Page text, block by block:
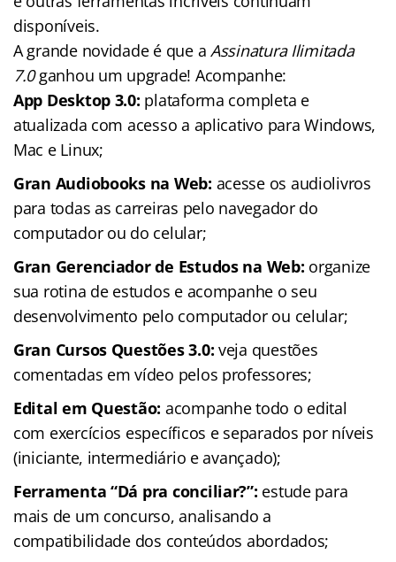
disponíveis.
A grande novidade é que a Assinatura Ilimitada
7.0ganhou um upgrade! Acompanhe:
App Desktop 3.0: plataforma completa e
atualizada com acesso a aplicativo para Windows,
Mac e Linux;
Gran Audiobooks na Web: acesse os audiolivros
para todas as carreiras pelo navegador do
computador ou do celular;
Gran Gerenciador de Estudos na Web: organize
sua rotina de estudos e acompanhe o seu
desenvolvimento pelo computador ou celular;
Gran Cursos Questões 3.0: veja questões
comentadas em vídeo pelos professores;
Edital em Questão: acompanhe todo o edital
com exercícios específicos e separados por níveis
(iniciante, intermediário e avançado);
Ferramenta “Dá pra conciliar?”: estude para
mais de um concurso, analisando a
compatibilidade dos conteúdos abordados;